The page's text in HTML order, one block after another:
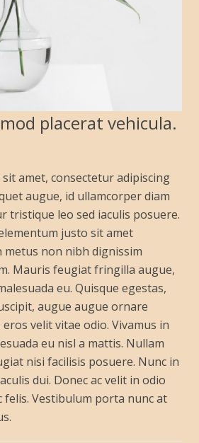
placerat vehicula.
amet, consectetur adipiscing
augue, id ullamcorper diam
tristique leo sed iaculis posuere.
justo sit amet
metus non nibh dignissim
Mauris feugiat fringilla augue,
eu. Quisque egestas,
augue augue ornare
velit vitae odio. Vivamus in
eu nisl a mattis. Nullam
nisi facilisis posuere. Nunc in
dui. Donec ac velit in odio
felis. Vestibulum porta nunc at